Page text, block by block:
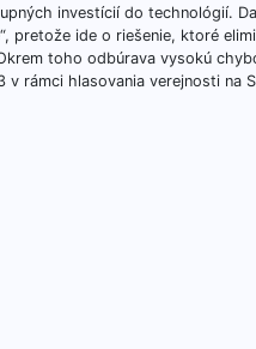
investícií do technológií.
pretože ide o riešenie, ktoré
toho odbúrava vysokú
rámci hlasovania verejnosti na